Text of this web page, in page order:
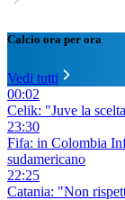
Calcio ora per ora
Vedi tutti
00:02
Celik: "Juve la
23:30
Fifa: in Colombia
sudamericano
22:25
Catania: "Non